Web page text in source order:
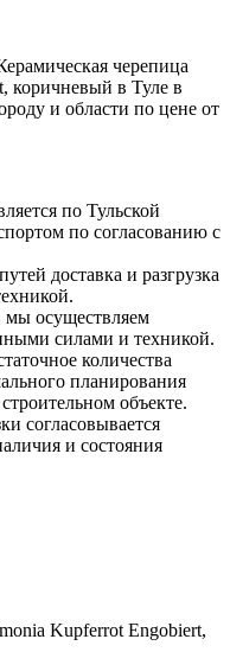
черепица
коричневый в Туле в
и области по цене от
по Тульской
по согласованию с
доставка и разгрузка
мы осуществляем
силами и техникой.
количества
планирования
объекте.
согласовывается
и состояния
Kupferrot Engobiert,